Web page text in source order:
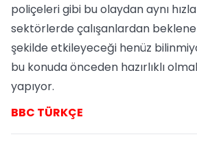
poliçeleri gibi bu olaydan aynı
sektörlerde çalışanlardan
şekilde etkileyeceği henüz
bu konuda önceden hazırlıklı
yapıyor.
BBC TÜRKÇE